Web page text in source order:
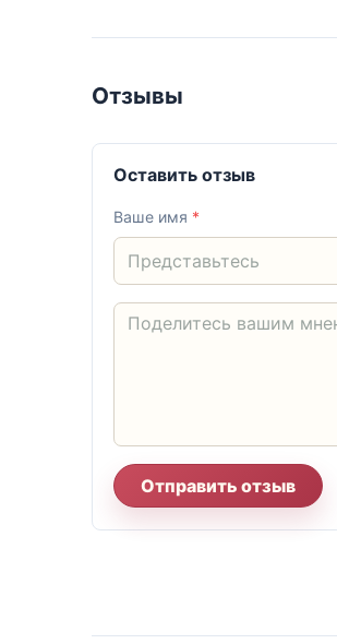
Отзывы
Оставить отзыв
Ваше имя *
Отправить отзыв